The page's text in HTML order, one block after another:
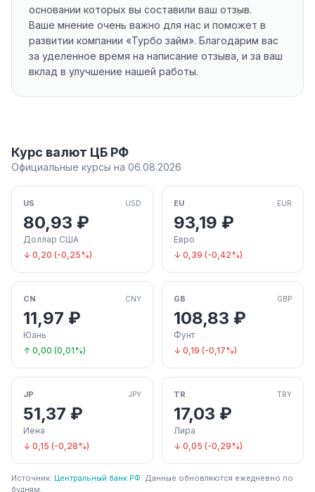
основании которых вы составили ваш отзыв.
Ваше мнение очень важно для нас и поможет в
развитии компании «Турбо займ». Благодарим вас
за уделенное время на написание отзыва, и за ваш
вклад в улучшение нашей работы.
Курс валют ЦБ РФ
Официальные курсы на 06.08.2026
US USD
80,93 ₽
Доллар США
↓ 0,20 (-0,25%)
EU EUR
93,19 ₽
Евро
↓ 0,39 (-0,42%)
CN CNY
11,97 ₽
Юань
↑ 0,00 (0,01%)
GB GBP
108,83 ₽
Фунт
↓ 0,19 (-0,17%)
JP JPY
51,37 ₽
Иена
↓ 0,15 (-0,28%)
TR TRY
17,03 ₽
Лира
↓ 0,05 (-0,29%)
Источник: Центральный банк РФ. Данные обновляются ежедневно по
будням.